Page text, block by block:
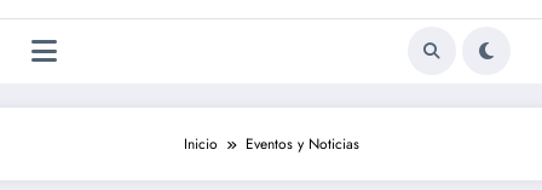
Inicio Eventos y Noticias